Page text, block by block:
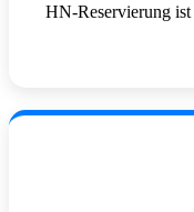
HN-Reservierung ist